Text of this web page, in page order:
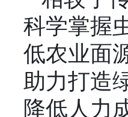
科学掌握
低农业面
助力打造
降低人力